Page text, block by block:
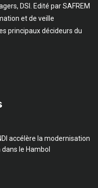
DSI. Edité par SAFREM
et de veille
principaux décideurs du
accélère la modernisation
le Hambol